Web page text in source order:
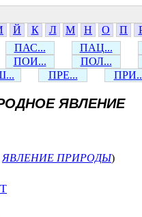
Й К Л М Н О П
ПАС...
ПАЦ...
ПОИ...
ПОЛ...
ПРЕ...
ЯВЛЕНИЕ
ЯВЛЕНИЕ ПРИРОДЫ)